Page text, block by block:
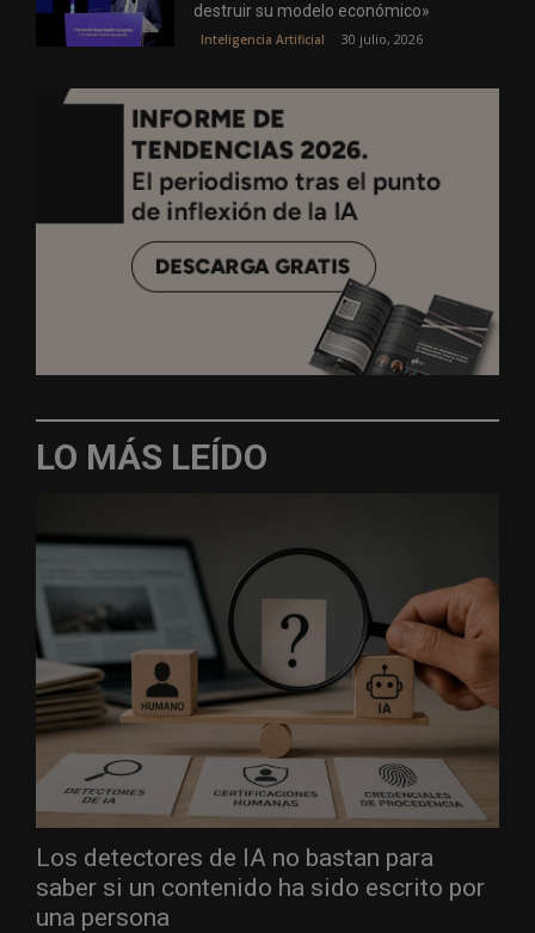
destruir su modelo económico»
Inteligencia Artificial 30 julio, 2026
LO MÁS LEÍDO
Los detectores de IA no bastan para
saber si un contenido ha sido escrito por
una persona